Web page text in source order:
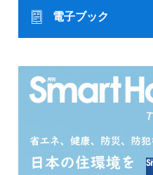
電子ブック